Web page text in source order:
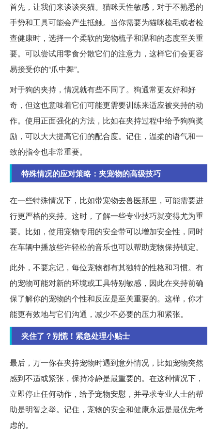
首先，让我们来谈谈夹猫。猫咪天性敏感，对于不熟悉的
手势和工具可能会产生抵触。当你需要为猫咪梳毛或者检
查健康时，选择一个柔软的宠物梳子和温和的态度至关重
要。可以尝试用零食分散它们的注意力，这样它们会更容
易接受你的“爪中舞”。
对于狗的夹持，情况就有些不同了。狗通常更友好和好
奇，但这也意味着它们可能更需要训练来适应被夹持的动
作。使用正面强化的方法，比如在夹持过程中给予狗狗奖
励，可以大大提高它们的配合度。记住，温柔的语气和一
致的指令也非常重要。
特殊情况的应对策略：夹宠物的高级技巧
在一些特殊情况下，比如带宠物去兽医那里，可能需要进
行更严格的夹持。这时，了解一些专业技巧就变得尤为重
要。比如，使用宠物专用的安全带可以增加安全性，同时
在车辆中播放些许轻松的音乐也可以帮助宠物保持镇定。
此外，不要忘记，每位宠物都有其独特的性格和习惯。有
的宠物可能对新的环境或工具特别敏感，因此在夹持前确
保了解你的宠物的个性和反应是至关重要的。这样，你才
能更有效地与它们沟通，减少不必要的压力和紧张。
夹住了？别慌！紧急处理小贴士
最后，万一你在夹持宠物时遇到意外情况，比如宠物突然
感到不适或紧张，保持冷静是最重要的。在这种情况下，
立即停止任何动作，给予宠物安慰，并寻求专业人士的帮
助是明智之举。记住，宠物的安全和健康永远是最优先考
虑的。